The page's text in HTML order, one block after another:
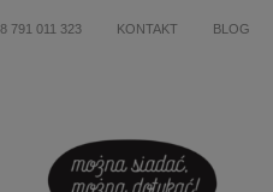
791 011 323 KONTAKT BLOG